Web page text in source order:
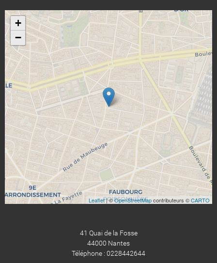
+
−
Leaflet| ©OpenStreetMapcontributeurs ©CARTO
41 Quai de la Fosse
44000 Nantes
Téléphone : 0228442644